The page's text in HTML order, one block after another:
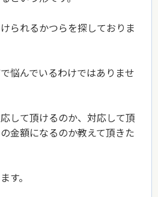
られるかつらを探しておりま
悩んでいるわけではありませ
して頂けるのか、対応して頂
金額になるのか教えて頂きた
す。